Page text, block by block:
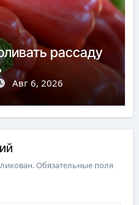
рассаду
Авг 6, 2026
Обязательные поля